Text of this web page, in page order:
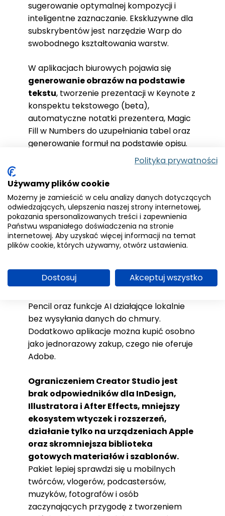
Polityka prywatności
Używamy plików cookie
Możemy je zamieścić w celu analizy danych dotyczących
odwiedzających, ulepszenia naszej strony internetowej,
pokazania spersonalizowanych treści i zapewnienia
Państwu wspaniałego doświadczenia na stronie
internetowej. Aby uzyskać więcej informacji na temat
plików cookie, których używamy, otwórz ustawienia.
Dostosuj Akceptuj wszystko
sugerowanie optymalnej kompozycji i
inteligentne zaznaczanie. Ekskluzywne dla
subskrybentów jest narzędzie Warp do
swobodnego kształtowania warstw.
W aplikacjach biurowych pojawia się
generowanie obrazów na podstawie
tekstu, tworzenie prezentacji w Keynote z
konspektu tekstowego (beta),
automatyczne notatki prezentera, Magic
Fill w Numbers do uzupełniania tabel oraz
generowanie formuł na podstawie opisu.
Creative Cloud?
Apple Creator Studio to atrakcyjna
alternatywa dla Adobe, przede
wszystkim ze względu na cenę – 49,99
Aplikacja oferuje pełną integrację z
ekosystemem Apple i układami Apple
Pencil oraz funkcje AI działające lokalnie
bez wysyłania danych do chmury.
Dodatkowo aplikacje można kupić osobno
jako jednorazowy zakup, czego nie oferuje
Adobe.
Ograniczeniem Creator Studio jest
brak odpowiedników dla InDesign,
Illustratora i After Effects, mniejszy
ekosystem wtyczek i rozszerzeń,
działanie tylko na urządzeniach Apple
oraz skromniejsza biblioteka
gotowych materiałów i szablonów.
Pakiet lepiej sprawdzi się u mobilnych
twórców, vlogerów, podcastersów,
muzyków, fotografów i osób
zaczynających przygodę z tworzeniem